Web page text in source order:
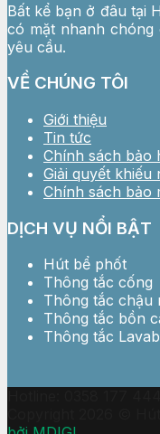
Bất kể bạn ở đâu tại
có mặt nhanh
yêu cầu.
VỀ CHÚNG TÔI
Giới thiệu
Tin tức
Chính sách bảo
Giải quyết khiếu
Chính sách bảo
DỊCH VỤ NỔI BẬT
Hút bể phốt
Thông tắc cống
Thông tắc chậu
Thông tắc bồn
Thông tắc